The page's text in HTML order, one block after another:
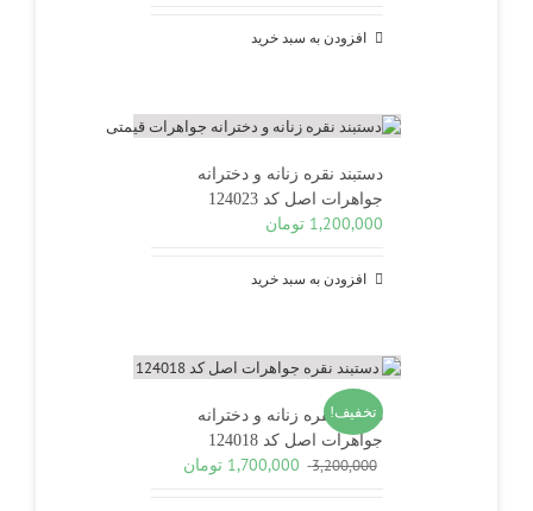
افزودن به سبد خرید
دستبند نقره زنانه و دخترانه
جواهرات اصل کد 124023
1,200,000 تومان
افزودن به سبد خرید
تخفیف!
دستبند نقره زنانه و دخترانه
جواهرات اصل کد 124018
3,200,000
قیمت
1,700,000 تومان